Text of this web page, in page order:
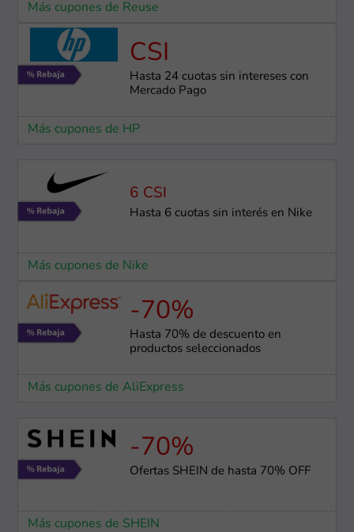
Más cupones de Reuse
CSI
Hasta 24 cuotas sin intereses con
Mercado Pago
Más cupones de HP
6 CSI
Hasta 6 cuotas sin interés en Nike
Más cupones de Nike
-70%
Hasta 70% de descuento en
productos seleccionados
Más cupones de AliExpress
-70%
Ofertas SHEIN de hasta 70% OFF
Más cupones de SHEIN